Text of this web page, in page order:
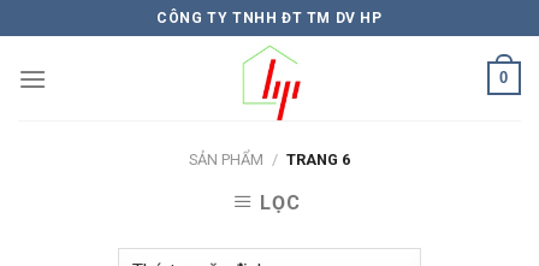
to
content
CÔNG TY TNHH ĐT TM DV HP
0
SẢN PHẨM / TRANG 6
LỌC